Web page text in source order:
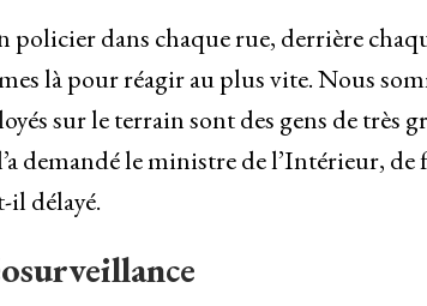
policier dans chaque rue, derrière
là pour réagir au plus vite. Nous
sur le terrain sont des gens de très
demandé le ministre de l’Intérieur, de
il délayé.